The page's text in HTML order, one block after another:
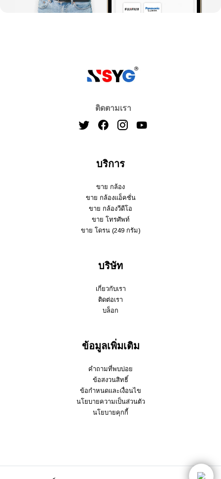
ติดตามเรา
บริการ
ขาย กล้อง
ขาย กล้องแอ็คชั่น
ขาย กล้องวีดีโอ
ขาย โทรศัพท์
ขาย โดรน (249 กรัม)
บริษัท
เกี่ยวกับเรา
ติดต่อเรา
บล็อก
ข้อมูลเพิ่มเติม
คำถามที่พบบ่อย
ข้อสงวนสิทธิ์
ข้อกำหนดและเงื่อนไข
นโยบายความเป็นส่วนตัว
นโยบายคุกกี้